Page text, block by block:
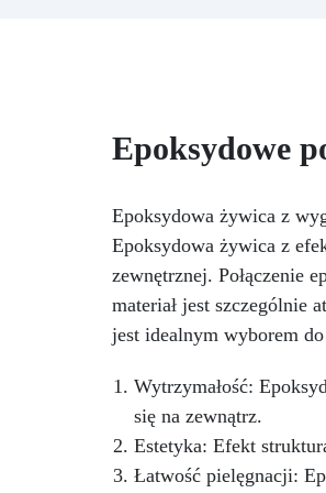
mistrzowsko
połączyć luksus i
idealne
którzy pragną
swoją kuchnię
designu,
wyjątkowo
dla
powierzchni i
marmurowej
dodaje odrobinę
klasy, tworząc
ciepła. Wysokiej
Epoksydowe
Epoksydowa żywica z
Epoksydowa żywica z
zewnętrznej. Połączenie
materiał jest szczególnie
jest idealnym wyborem
Wytrzymałość:
się na zewnątrz.
Estetyka: Efekt
Łatwość pielęgnacji: